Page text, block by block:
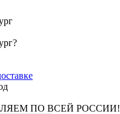
?
ПО ВСЕЙ РОССИИ!